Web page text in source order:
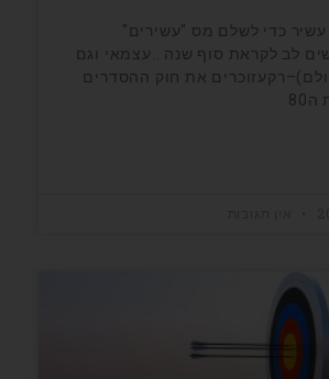
עשיר כדי לשלם מס "עשירים"
לב לקראת סוף שנה ..עצמאי וגם
את חוק ההסדרים